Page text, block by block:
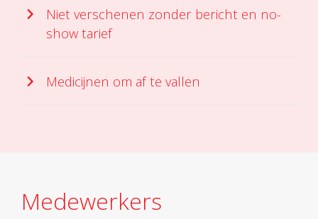
Niet verschenen zonder bericht en no-
show tarief
Medicijnen om af te vallen
Medewerkers